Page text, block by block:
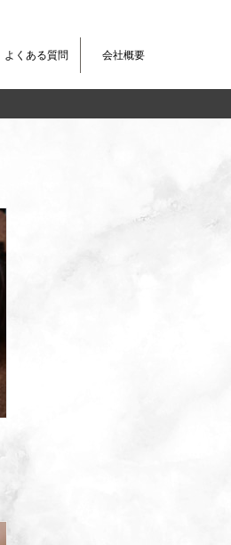
よくある質問 会社概要